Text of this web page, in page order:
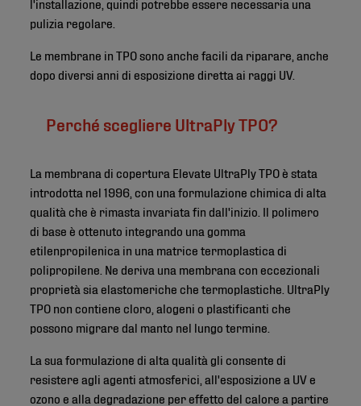
pulizia regolare.
Le membrane in TPO sono anche facili da riparare, anche
dopo diversi anni di esposizione diretta ai raggi UV.
Perché scegliere UltraPly TPO?
La membrana di copertura Elevate UltraPly TPO è stata
introdotta nel 1996, con una formulazione chimica di alta
qualità che è rimasta invariata fin dall'inizio. Il polimero
di base è ottenuto integrando una gomma
etilenpropilenica in una matrice termoplastica di
polipropilene. Ne deriva una membrana con eccezionali
proprietà sia elastomeriche che termoplastiche. UltraPly
TPO non contiene cloro, alogeni o plastificanti che
possono migrare dal manto nel lungo termine.
La sua formulazione di alta qualità gli consente di
resistere agli agenti atmosferici, all'esposizione a UV e
ozono e alla degradazione per effetto del calore a partire